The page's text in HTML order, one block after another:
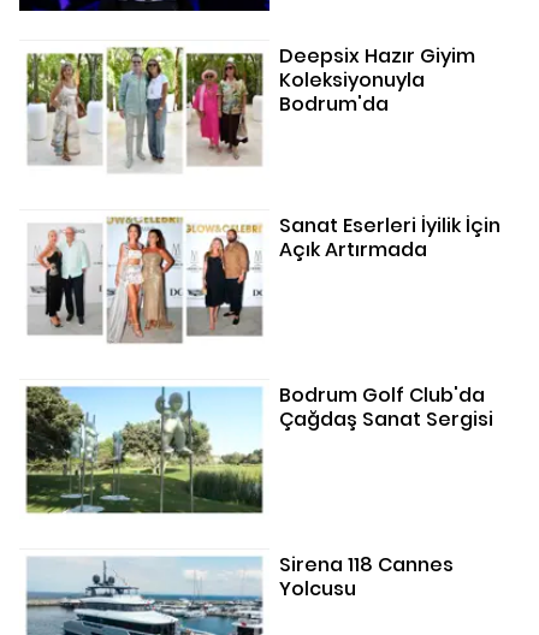
Deepsix Hazır Giyim
Koleksiyonuyla
Bodrum'da
Sanat Eserleri İyilik İçin
Açık Artırmada
Bodrum Golf Club'da
Çağdaş Sanat Sergisi
Sirena 118 Cannes
Yolcusu